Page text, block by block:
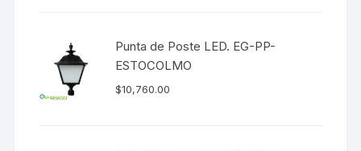
Punta de Poste LED. EG-PP-
ESTOCOLMO
$10,760.00